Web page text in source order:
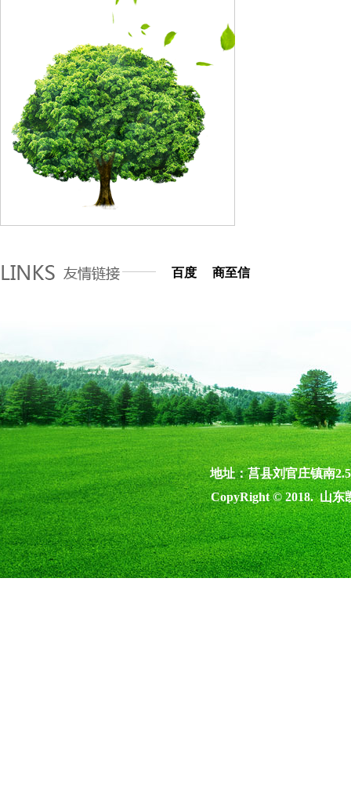
百度 商至信
地址：莒县刘官庄镇南
CopyRight © 2018. 山东